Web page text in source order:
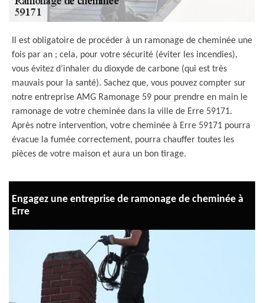
Il est obligatoire de procéder à un ramonage de cheminée une
fois par an ; cela, pour votre sécurité (éviter les incendies),
vous évitez d’inhaler du dioxyde de carbone (qui est très
mauvais pour la santé). Sachez que, vous pouvez compter sur
notre entreprise AMG Ramonage 59 pour prendre en main le
ramonage de votre cheminée dans la ville de Erre 59171.
Après notre intervention, votre cheminée à Erre 59171 pourra
évacue la fumée correctement, pourra chauffer toutes les
pièces de votre maison et aura un bon tirage.
Engagez une entreprise de ramonage de cheminée à
Erre